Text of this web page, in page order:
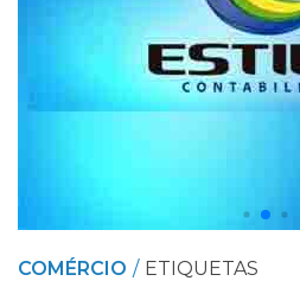
COMÉRCIO ETIQUETAS